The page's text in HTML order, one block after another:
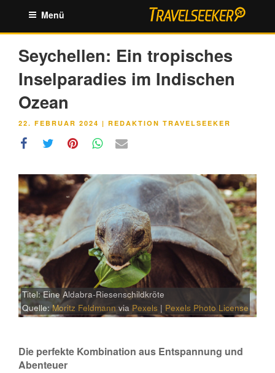
springen
Menü
Seychellen: Ein tropisches
Inselparadies im Indischen
Ozean
VERÖFFENTLICHT
22. FEBRUAR 2024 | REDAKTION TRAVELSEEKER
Titel: Eine Aldabra-Riesenschildkröte
Quelle:Moritz FeldmannviaPexels | Pexels Photo License
Die perfekte Kombination aus Entspannung und
Abenteuer